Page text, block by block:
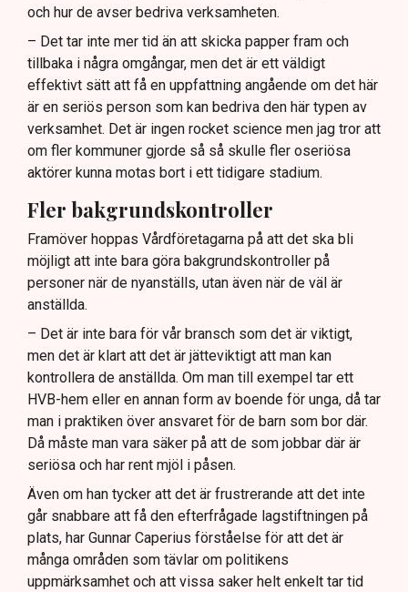
och hur de avser bedriva verksamheten.
– Det tar inte mer tid än att skicka papper fram och
tillbaka i några omgångar, men det är ett väldigt
effektivt sätt att få en uppfattning angående om det här
är en seriös person som kan bedriva den här typen av
verksamhet. Det är ingen rocket science men jag tror att
om fler kommuner gjorde så så skulle fler oseriösa
aktörer kunna motas bort i ett tidigare stadium.
Fler bakgrundskontroller
Framöver hoppas Vårdföretagarna på att det ska bli
möjligt att inte bara göra bakgrundskontroller på
personer när de nyanställs, utan även när de väl är
anställda.
– Det är inte bara för vår bransch som det är viktigt,
men det är klart att det är jätteviktigt att man kan
kontrollera de anställda. Om man till exempel tar ett
HVB-hem eller en annan form av boende för unga, då tar
man i praktiken över ansvaret för de barn som bor där.
Då måste man vara säker på att de som jobbar där är
seriösa och har rent mjöl i påsen.
Även om han tycker att det är frustrerande att det inte
går snabbare att få den efterfrågade lagstiftningen på
plats, har Gunnar Caperius förståelse för att det är
många områden som tävlar om politikens
uppmärksamhet och att vissa saker helt enkelt tar tid